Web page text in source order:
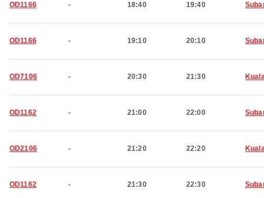
OD1166 - 18:40 19:40
OD1166 - 19:10 20:10
OD7106 - 20:30 21:30
OD1162 - 21:00 22:00
OD2106 - 21:20 22:20
OD1162 - 21:30 22:30